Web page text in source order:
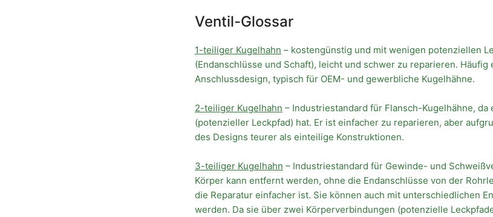
Ventil-Glossar
1-teiliger Kugelhahn – kostengünstig und mit wenigen potenziellen
(Endanschlüsse und Schaft), leicht und schwer zu reparieren.
Anschlussdesign, typisch für OEM- und gewerbliche Kugelhähne.
2-teiliger Kugelhahn – Industriestandard für Flansch-Kugelhähne,
(potenzieller Leckpfad) hat. Er ist einfacher zu reparieren, aber
des Designs teurer als einteilige Konstruktionen.
3-teiliger Kugelhahn – Industriestandard für Gewinde- und
Körper kann entfernt werden, ohne die Endanschlüsse von der
die Reparatur einfacher ist. Sie können auch mit unterschiedlichen
werden. Da sie über zwei Körperverbindungen (potenzielle